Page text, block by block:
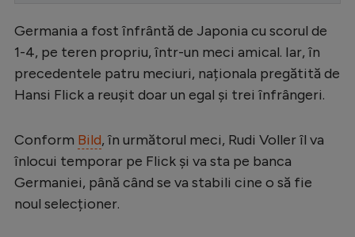
Serie A
Bundesliga
Ligue 1
Starurile fotbalului
EURO 2024
Stranieri
Germania a fost înfrântă de Japonia cu scorul de
1-4, pe teren propriu, într-un meci amical. Iar, în
precedentele patru meciuri, naționala pregătită de
Hansi Flick a reușit doar un egal și trei înfrângeri.
Conform Bild, în următorul meci, Rudi Voller îl va
înlocui temporar pe Flick și va sta pe banca
Germaniei, până când se va stabili cine o să fie
noul selecționer.